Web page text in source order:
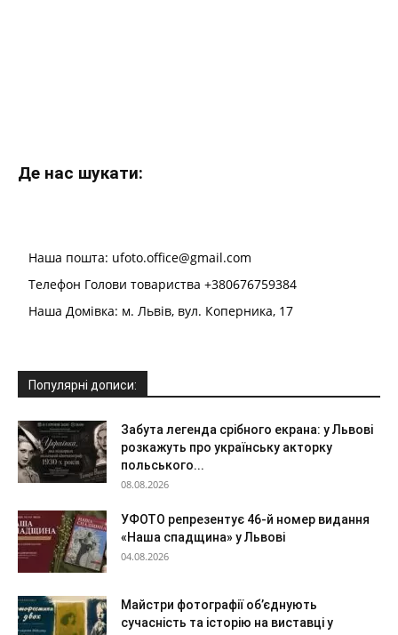
Де нас шукати:
Наша пошта: ufoto.office@gmail.com
Телефон Голови товариства +380676759384
Наша Домівка: м. Львів, вул. Коперника, 17
Популярні дописи:
Забута легенда срібного екрана: у Львові
розкажуть про українську акторку
польського...
08.08.2026
УФОТО репрезентує 46-й номер видання
«Наша спадщина» у Львові
04.08.2026
Майстри фотографії об’єднують
сучасність та історію на виставці у